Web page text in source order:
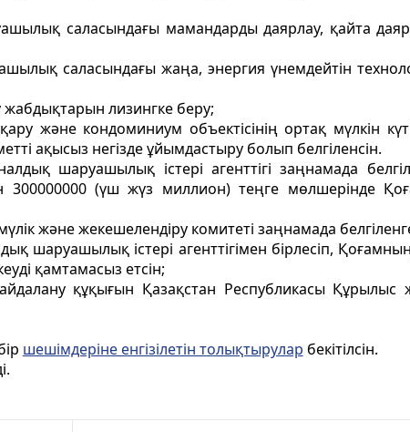
саласындағы мамандарды даярлау, қайта
саласындағы жаңа, энергия үнемдейтін
жабдықтарын лизингке беру;
және кондоминиум объектісінің ортақ мүлкін
ақысыз негізде ұйымдастыру болып белгіленсін.
шаруашылық істері агенттігі заңнамада
300000000 (үш жүз миллион) теңге мөлшерінде
және жекешелендіру комитеті заңнамада
шаруашылық істері агенттігімен бірлесіп,
қамтамасыз етсін;
құқығын Қазақстан Республикасы
шешімдеріне енгізілетін толықтырулар бекітілсін.